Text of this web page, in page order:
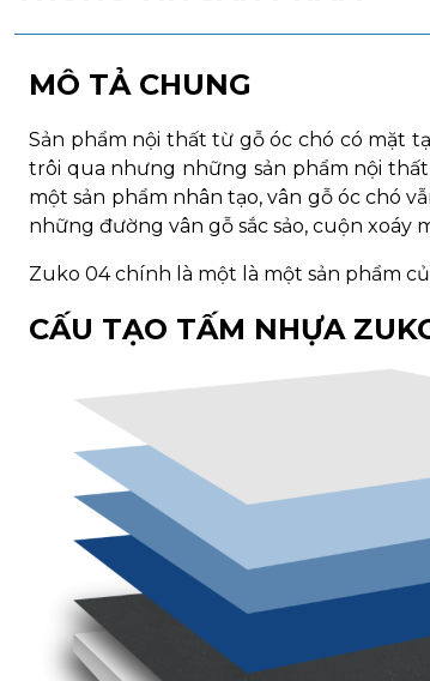
MÔ TẢ CHUNG
Sản phẩm nội thất từ gỗ óc chó có mặt
trôi qua nhưng những sản phẩm nội
một sản phẩm nhân tạo, vân gỗ óc chó
những đường vân gỗ sắc sảo, cuộn xoáy
Zuko 04 chính là một là một sản phẩm
CẤU TẠO TẤM NHỰA